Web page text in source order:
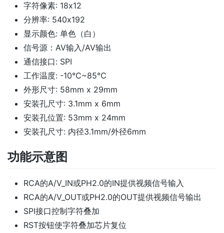
字符像素: 18x12
分辨率: 540x192
显示颜色: 单色（白）
信号源：AV输入/AV输出
通信接口: SPI
工作温度: -10℃~85℃
外形尺寸: 58mm x 29mm
安装孔尺寸: 3.1mm x 6mm
安装孔位置: 53mm x 24mm
安装孔尺寸: 内径3.1mm/外径6mm
功能示意图
RCA的A/V_IN或PH2.0的IN提供视频信号输入
RCA的A/V_OUT或PH2.0的OUT提供视频信号输出
SPI接口控制字符叠加
RST按钮使字符叠加芯片复位